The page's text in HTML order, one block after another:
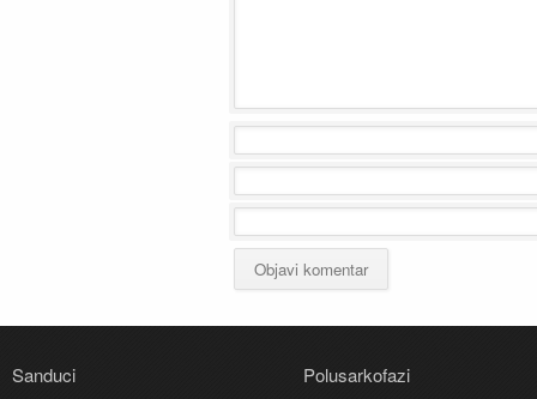
Sanduci Polusarkofazi